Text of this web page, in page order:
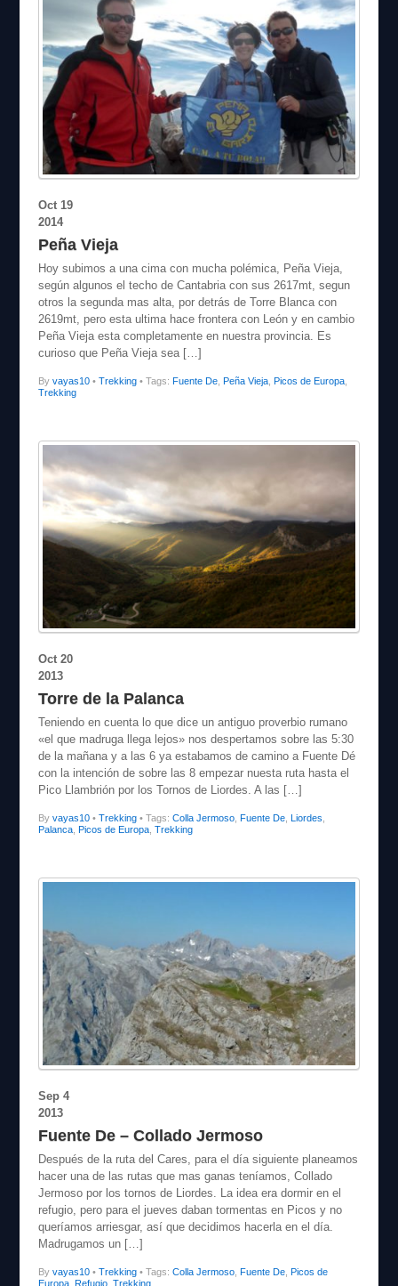
Oct 19
2014
Peña Vieja
Hoy subimos a una cima con mucha polémica, Peña Vieja,
según algunos el techo de Cantabria con sus 2617mt, segun
otros la segunda mas alta, por detrás de Torre Blanca con
2619mt, pero esta ultima hace frontera con León y en cambio
Peña Vieja esta completamente en nuestra provincia. Es
curioso que Peña Vieja sea […]
By vayas10• Trekking • Tags: Fuente De, Peña Vieja, Picos de Europa,
Trekking
Oct 20
2013
Torre de la Palanca
Teniendo en cuenta lo que dice un antiguo proverbio rumano
«el que madruga llega lejos» nos despertamos sobre las 5:30
de la mañana y a las 6 ya estabamos de camino a Fuente Dé
con la intención de sobre las 8 empezar nuesta ruta hasta el
Pico Llambrión por los Tornos de Liordes. A las […]
By vayas10• Trekking • Tags: Colla Jermoso, Fuente De, Liordes
Palanca, Picos de Europa, Trekking
Sep 4
2013
Fuente De – Collado Jermoso
Después de la ruta del Cares, para el día siguiente planeamos
hacer una de las rutas que mas ganas teníamos, Collado
Jermoso por los tornos de Liordes. La idea era dormir en el
refugio, pero para el jueves daban tormentas en Picos y no
queríamos arriesgar, así que decidimos hacerla en el día.
Madrugamos un […]
By vayas10• Trekking • Tags: Colla Jermoso, Fuente De, Picos de
Europa, Refugio, Trekking